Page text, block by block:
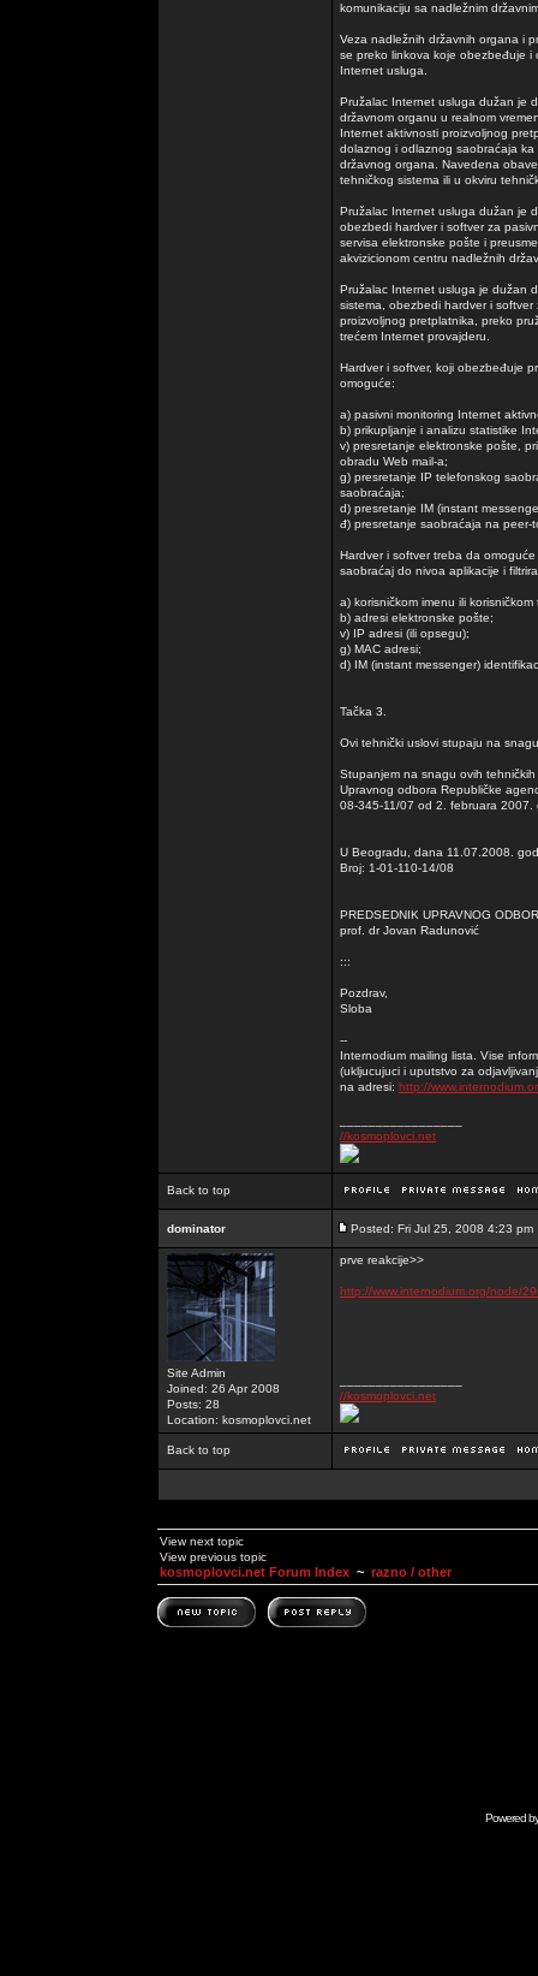
komunikaciju sa nadležnim
Veza nadležnih državnih organa i
se preko linkova koje obezbeđuje i
Internet usluga.
Pružalac Internet usluga dužan je
državnom organu u realnom
Internet aktivnosti proizvoljnog
dolaznog i odlaznog saobraćaja
državnog organa. Navedena
tehničkog sistema ili u okviru
Pružalac Internet usluga dužan je
obezbedi hardver i softver za
servisa elektronske pošte i
akvizicionom centru nadležnih
Pružalac Internet usluga je dužan
sistema, obezbedi hardver i
proizvoljnog pretplatnika, preko
trećem Internet provajderu.
Hardver i softver, koji obezbeđuje
omoguće:
a) pasivni monitoring Internet
b) prikupljanje i analizu statistike
v) presretanje elektronske pošte,
obradu Web mail-a;
g) presretanje IP telefonskog
saobraćaja;
d) presretanje IM (instant
đ) presretanje saobraćaja na peer-
Hardver i softver treba da
saobraćaj do nivoa aplikacije i
a) korisničkom imenu ili
b) adresi elektronske pošte;
v) IP adresi (ili opsegu);
g) MAC adresi;
d) IM (instant messenger)
Tačka 3.
Ovi tehnički uslovi stupaju na
Stupanjem na snagu ovih
Upravnog odbora Republičke
08-345-11/07 od 2. februara 2007.
U Beogradu, dana 11.07.2008.
Broj: 1-01-110-14/08
PREDSEDNIK UPRAVNOG
prof. dr Jovan Radunović
:::
Pozdrav,
Sloba
--
Internodium mailing lista. Vise
(ukljucujuci i uputstvo za
na adresi: http://
//kosmoplovci.net
Back to top
dominator Posted: Fri Jul 25, 2008 4:23 pm
Site Admin
Joined: 26 Apr 2008
Posts: 28
Location: kosmoplovci.net
prve reakcije>>
http://www.internodium.org/node/
//kosmoplovci.net
Back to top
View next topic
View previous topic
kosmoplovci.net Forum Index ~ razno / other
Powered